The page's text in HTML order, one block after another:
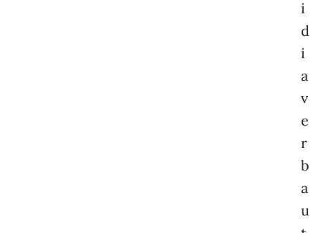
i
d
i
a
v
e
r
b
a
u